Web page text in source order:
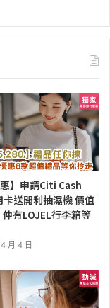
惠】申請Citi Cash
送開利抽濕機 價值
有LOJEL行李箱等
月 4 日